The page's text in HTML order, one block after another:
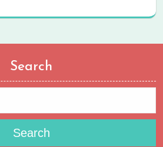
Search
Search